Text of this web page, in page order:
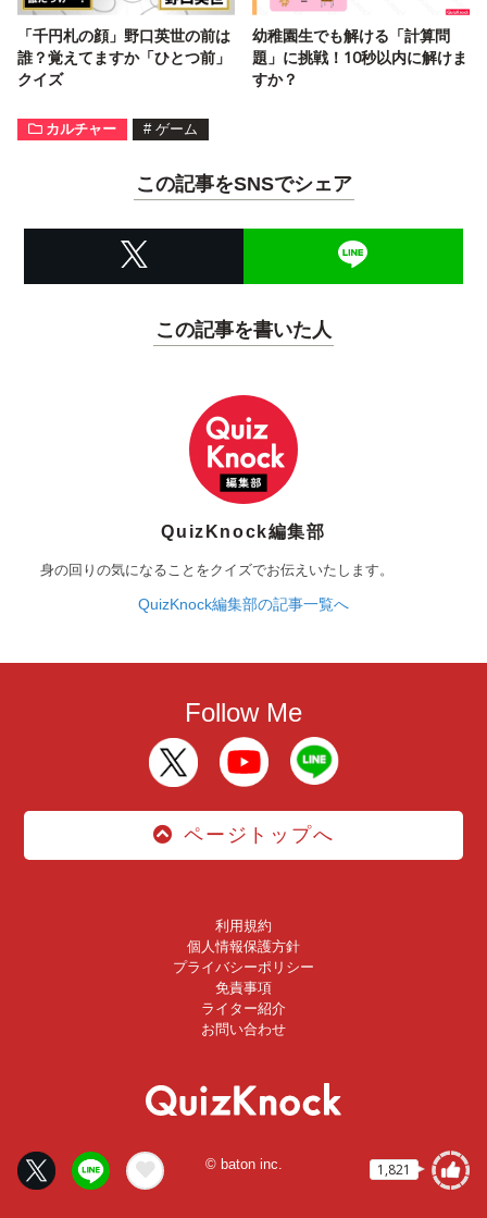
1,821
「千円札の顔」野口英世の前は
誰？覚えてますか「ひとつ前」
クイズ
幼稚園生でも解ける「計算問
題」に挑戦！10秒以内に解けま
すか？
カルチャー # ゲーム
この記事をSNSでシェア
この記事を書いた人
QuizKnock編集部
身の回りの気になることをクイズでお伝えいたします。
QuizKnock編集部の記事一覧へ
Follow Me
ページトップへ
利用規約
個人情報保護方針
プライバシーポリシー
免責事項
ライター紹介
お問い合わせ
© baton inc.